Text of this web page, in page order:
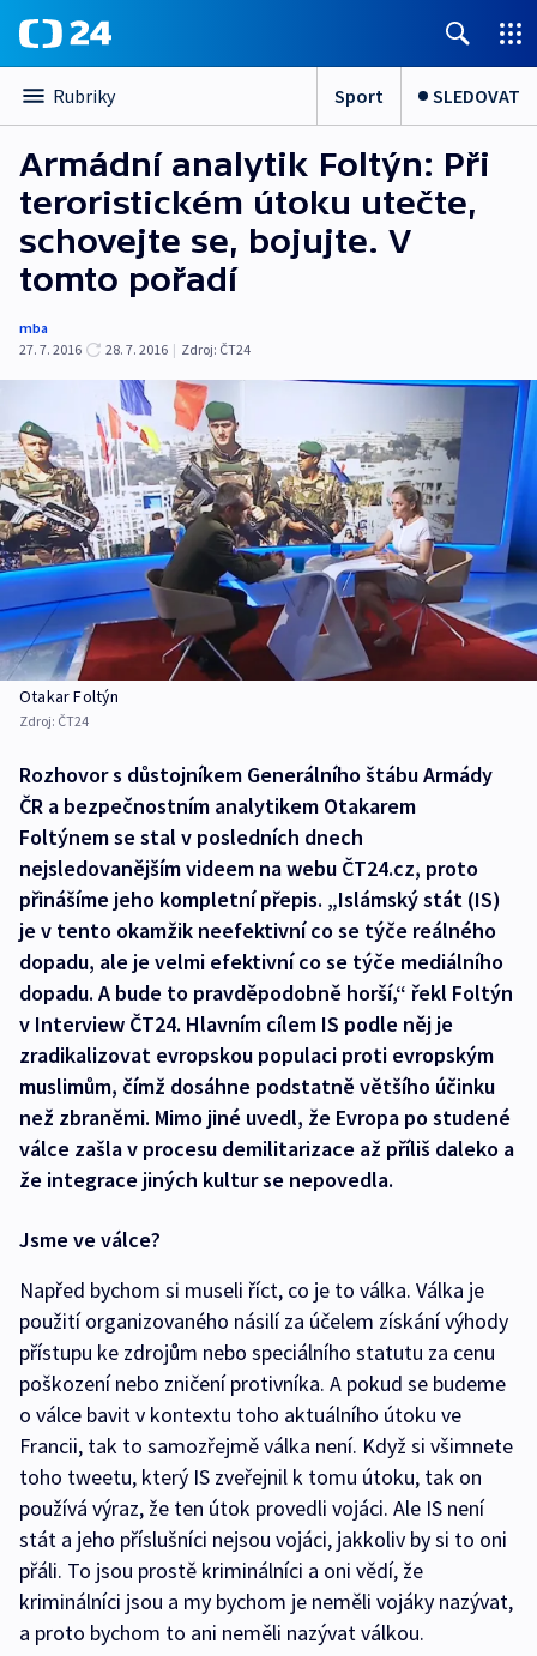
Rubriky Sport SLEDOVAT
Armádní analytik Foltýn: Při
teroristickém útoku utečte,
schovejte se, bojujte. V
tomto pořadí
mba
27. 7. 2016
28. 7. 2016 | Zdroj: ČT24
Otakar Foltýn
Zdroj: ČT24
Rozhovor s důstojníkem Generálního štábu Armády
ČR a bezpečnostním analytikem Otakarem
Foltýnem se stal v posledních dnech
nejsledovanějším videem na webu ČT24.cz, proto
přinášíme jeho kompletní přepis. „Islámský stát (IS)
je v tento okamžik neefektivní co se týče reálného
dopadu, ale je velmi efektivní co se týče mediálního
dopadu. A bude to pravděpodobně horší,“ řekl Foltýn
v Interview ČT24. Hlavním cílem IS podle něj je
zradikalizovat evropskou populaci proti evropským
muslimům, čímž dosáhne podstatně většího účinku
než zbraněmi. Mimo jiné uvedl, že Evropa po studené
válce zašla v procesu demilitarizace až příliš daleko a
že integrace jiných kultur se nepovedla.
Jsme ve válce?
Napřed bychom si museli říct, co je to válka. Válka je
použití organizovaného násilí za účelem získání výhody
přístupu ke zdrojům nebo speciálního statutu za cenu
poškození nebo zničení protivníka. A pokud se budeme
o válce bavit v kontextu toho aktuálního útoku ve
Francii, tak to samozřejmě válka není. Když si všimnete
toho tweetu, který IS zveřejnil k tomu útoku, tak on
používá výraz, že ten útok provedli vojáci. Ale IS není
stát a jeho příslušníci nejsou vojáci, jakkoliv by si to oni
přáli. To jsou prostě kriminálníci a oni vědí, že
kriminálníci jsou a my bychom je neměli vojáky nazývat,
a proto bychom to ani neměli nazývat válkou.